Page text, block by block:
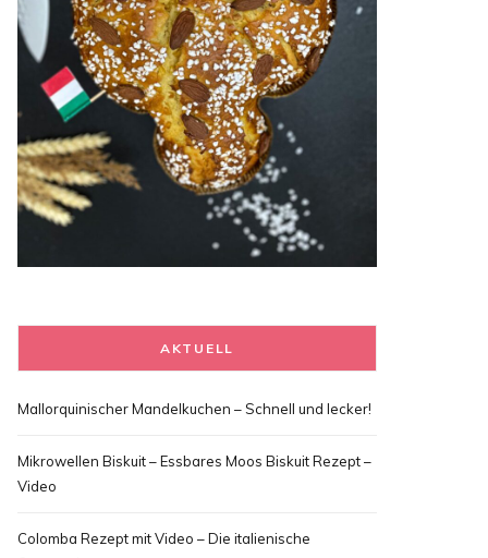
AKTUELL
Mallorquinischer Mandelkuchen – Schnell und lecker!
Mikrowellen Biskuit – Essbares Moos Biskuit Rezept –
Video
Colomba Rezept mit Video – Die italienische